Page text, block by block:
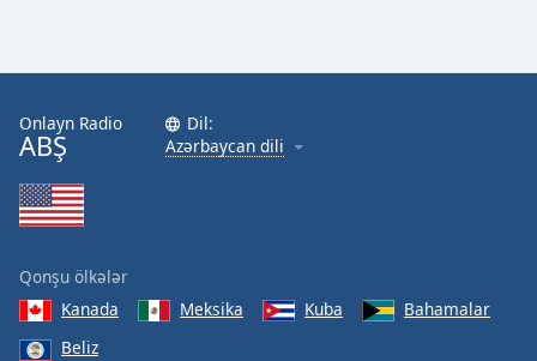
Onlayn Radio
ABŞ
Dil:
Azərbaycan dili
Qonşu ölkələr
Kanada
Meksika Kuba
Bahamalar
Beliz